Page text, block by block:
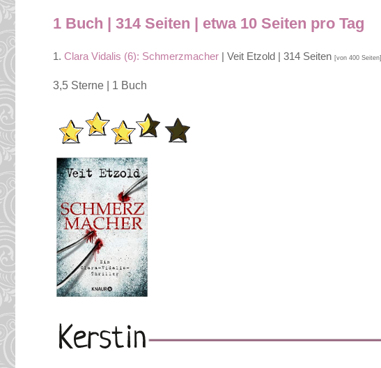
1 Buch | 314 Seiten | etwa 10 Seiten pro Tag
1. Clara Vidalis (6): Schmerzmacher | Veit Etzold | 314 Seiten [von 400 Seiten]
3,5 Sterne | 1 Buch